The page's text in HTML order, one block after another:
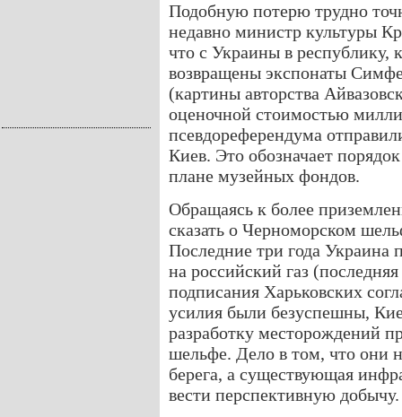
Подобную потерю трудно
недавно министр культуры
что с Украины в республику,
возвращены экспонаты
(картины авторства
оценочной стоимостью
псевдореферендума
Киев. Это обозначает
плане музейных фондов.
Обращаясь к более
сказать о Черноморском
Последние три года Украина
на российский газ
подписания Харьковских
усилия были безуспешны,
разработку месторождений
шельфе. Дело в том, что они
берега, а существующая
вести перспективную добычу.